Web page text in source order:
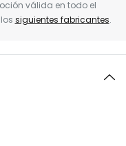
válida en todo el
siguientes fabricantes.